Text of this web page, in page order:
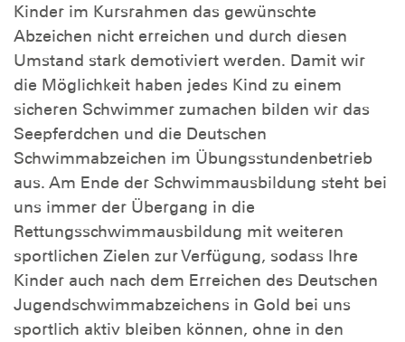
Kinder im Kursrahmen das gewünschte
Abzeichen nicht erreichen und durch diesen
Umstand stark demotiviert werden. Damit wir
die Möglichkeit haben jedes Kind zu einem
sicheren Schwimmer zumachen bilden wir das
Seepferdchen und die Deutschen
Schwimmabzeichen im Übungsstundenbetrieb
aus. Am Ende der Schwimmausbildung steht bei
uns immer der Übergang in die
Rettungsschwimmausbildung mit weiteren
sportlichen Zielen zur Verfügung, sodass Ihre
Kinder auch nach dem Erreichen des Deutschen
Jugendschwimmabzeichens in Gold bei uns
sportlich aktiv bleiben können, ohne in den